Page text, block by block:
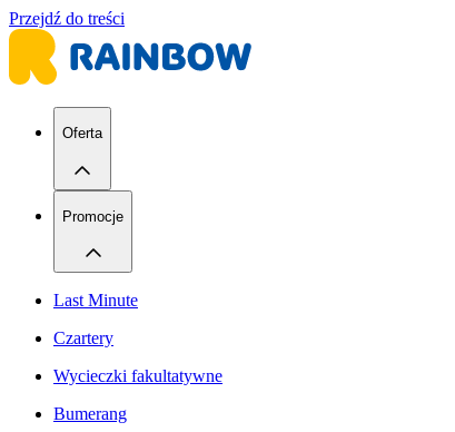
Przejdź do treści
Oferta
Promocje
Last Minute
Czartery
Wycieczki fakultatywne
Bumerang